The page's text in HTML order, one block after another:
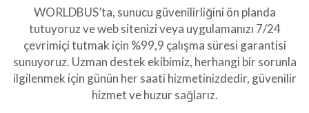
WORLDBUS’ta, sunucu güvenilirliğini ön planda
tutuyoruz ve web sitenizi veya uygulamanızı 7/24
çevrimiçi tutmak için %99,9 çalışma süresi garantisi
sunuyoruz. Uzman destek ekibimiz, herhangi bir sorunla
ilgilenmek için günün her saati hizmetinizdedir, güvenilir
hizmet ve huzur sağlarız.